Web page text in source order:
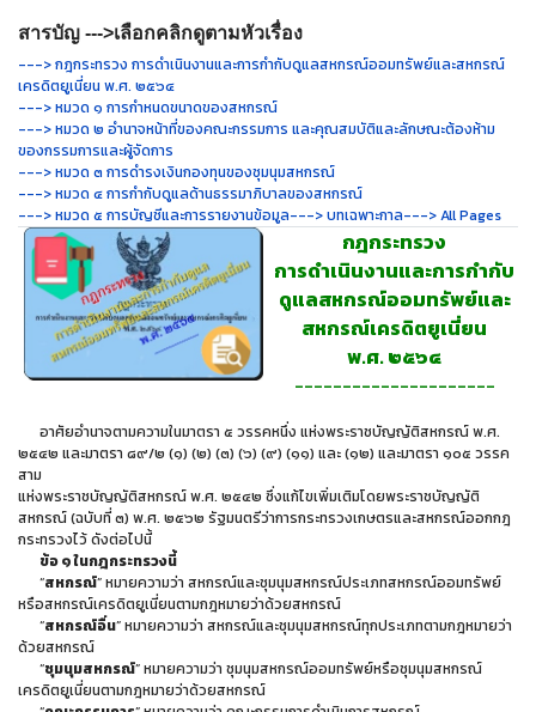
สารบัญ --->เลือกคลิกดูตามหัวเรื่อง
---> กฎกระทรวง การดำเนินงานและการกำกับดูแลสหกรณ์ออมทรัพย์และสหกรณ์
เครดิตยูเนี่ยน พ.ศ. ๒๕๖๔
---> หมวด ๑ การกำหนดขนาดของสหกรณ์
---> หมวด ๒ อำนาจหน้าที่ของคณะกรรมการ และคุณสมบัติและลักษณะต้องห้าม
ของกรรมการและผู้จัดการ
---> หมวด ๓ การดำรงเงินกองทุนของชุมนุมสหกรณ์
---> หมวด ๔ การกำกับดูแลด้านธรรมาภิบาลของสหกรณ์
---> หมวด ๕ การบัญชีและการรายงานข้อมูล---> บทเฉพาะกาล---> All Pages
กฎกระทรวง
การดำเนินงานและการกำกับ
ดูแลสหกรณ์ออมทรัพย์และ
สหกรณ์เครดิตยูเนี่ยน
พ.ศ. ๒๕๖๔
---------------------
อาศัยอำนาจตามความในมาตรา ๕ วรรคหนึ่ง แห่งพระราชบัญญัติสหกรณ์ พ.ศ.
๒๕๔๒ และมาตรา ๘๙/๒ (๑) (๒) (๓) (๖) (๙) (๑๑) และ (๑๒) และมาตรา ๑๐๕ วรรค
สาม
แห่งพระราชบัญญัติสหกรณ์ พ.ศ. ๒๕๔๒ ซึ่งแก้ไขเพิ่มเติมโดยพระราชบัญญัติ
สหกรณ์ (ฉบับที่ ๓) พ.ศ. ๒๕๖๒ รัฐมนตรีว่าการกระทรวงเกษตรและสหกรณ์ออกกฎ
กระทรวงไว้ ดังต่อไปนี้
ข้อ ๑ ในกฎกระทรวงนี้
“สหกรณ์” หมายความว่า สหกรณ์และชุมนุมสหกรณ์ประเภทสหกรณ์ออมทรัพย์
หรือสหกรณ์เครดิตยูเนี่ยนตามกฎหมายว่าด้วยสหกรณ์
“สหกรณ์อื่น” หมายความว่า สหกรณ์และชุมนุมสหกรณ์ทุกประเภทตามกฎหมายว่า
ด้วยสหกรณ์
“ชุมนุมสหกรณ์” หมายความว่า ชุมนุมสหกรณ์ออมทรัพย์หรือชุมนุมสหกรณ์
เครดิตยูเนี่ยนตามกฎหมายว่าด้วยสหกรณ์